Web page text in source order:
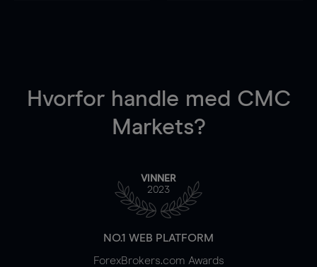
Hvorfor handle med CMC
Markets?
VINNER
2023
NO.1 WEB PLATFORM
ForexBrokers.com Awards